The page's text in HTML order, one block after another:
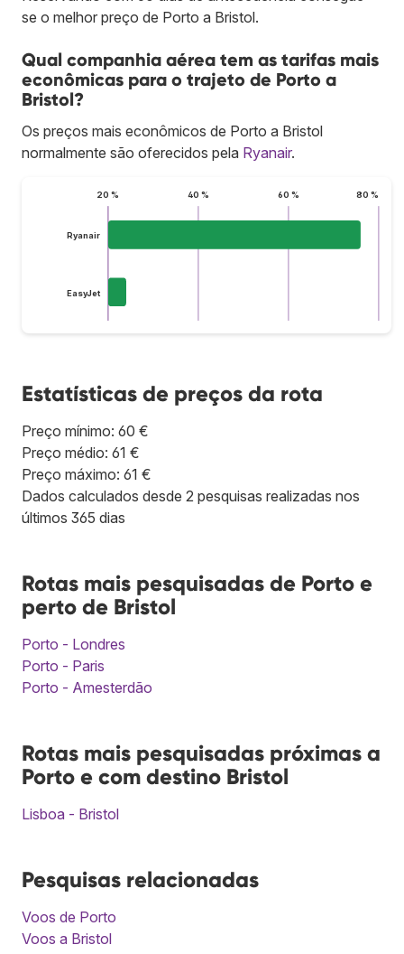
se o melhor preço de Porto a Bristol.
Qual companhia aérea tem as tarifas mais
econômicas para o trajeto de Porto a
Bristol?
Os preços mais econômicos de Porto a Bristol
normalmente são oferecidos pela Ryanair.
20 % 40 % 60 % 80 %
Ryanair
EasyJet
Estatísticas de preços da rota
Preço mínimo: 60 €
Preço médio: 61 €
Preço máximo: 61 €
Dados calculados desde 2 pesquisas realizadas nos
últimos 365 dias
Rotas mais pesquisadas de Porto e
perto de Bristol
Porto - Londres
Porto - Paris
Porto - Amesterdão
Rotas mais pesquisadas próximas a
Porto e com destino Bristol
Lisboa - Bristol
Pesquisas relacionadas
Voos de Porto
Voos a Bristol